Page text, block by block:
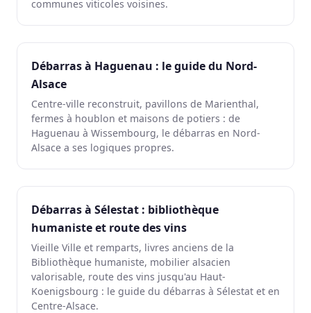
communes viticoles voisines.
Débarras à Haguenau : le guide du Nord-
Alsace
Centre-ville reconstruit, pavillons de Marienthal,
fermes à houblon et maisons de potiers : de
Haguenau à Wissembourg, le débarras en Nord-
Alsace a ses logiques propres.
Débarras à Sélestat : bibliothèque
humaniste et route des vins
Vieille Ville et remparts, livres anciens de la
Bibliothèque humaniste, mobilier alsacien
valorisable, route des vins jusqu'au Haut-
Koenigsbourg : le guide du débarras à Sélestat et en
Centre-Alsace.